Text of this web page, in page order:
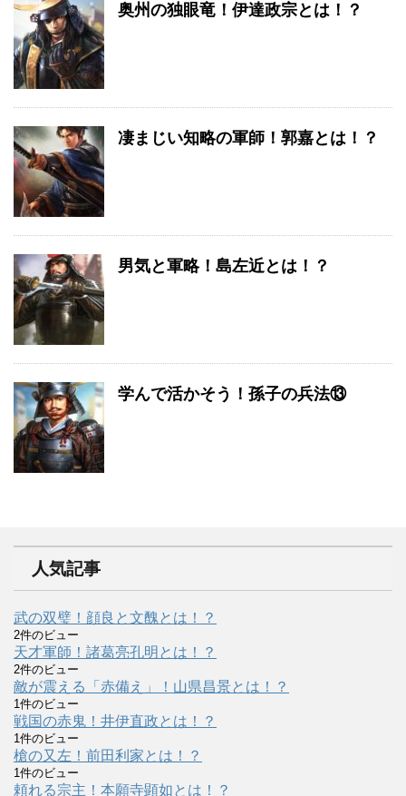
奥州の独眼竜！伊達政宗とは！？
凄まじい知略の軍師！郭嘉とは！？
男気と軍略！島左近とは！？
学んで活かそう！孫子の兵法⑬
人気記事
武の双璧！顔良と文醜とは！？
2件のビュー
天才軍師！諸葛亮孔明とは！？
2件のビュー
敵が震える「赤備え」！山県昌景とは！？
1件のビュー
戦国の赤鬼！井伊直政とは！？
1件のビュー
槍の又左！前田利家とは！？
1件のビュー
頼れる宗主！本願寺顕如とは！？